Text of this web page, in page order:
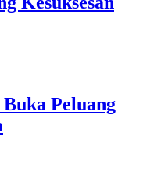
Peluang